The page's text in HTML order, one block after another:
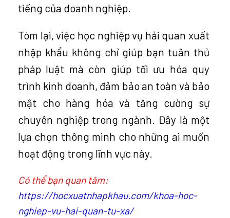
tiếng của doanh nghiệp.
Tóm lại, việc học nghiệp vụ hải quan xuất
nhập khẩu không chỉ giúp bạn tuân thủ
pháp luật mà còn giúp tối ưu hóa quy
trình kinh doanh, đảm bảo an toàn và bảo
mật cho hàng hóa và tăng cường sự
chuyên nghiệp trong ngành. Đây là một
lựa chọn thông minh cho những ai muốn
hoạt động trong lĩnh vực này.
Có thể bạn quan tâm:
https://hocxuatnhapkhau.com/khoa-hoc-
nghiep-vu-hai-quan-tu-xa/